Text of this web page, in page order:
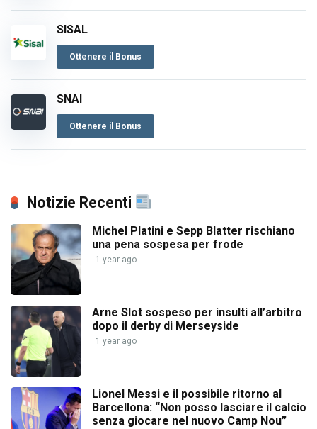
SISAL
Ottenere il Bonus
SNAI
Ottenere il Bonus
Notizie Recenti
Michel Platini e Sepp Blatter rischiano
una pena sospesa per frode
1 year ago
Arne Slot sospeso per insulti all’arbitro
dopo il derby di Merseyside
1 year ago
Lionel Messi e il possibile ritorno al
Barcellona: “Non posso lasciare il calcio
senza giocare nel nuovo Camp Nou”